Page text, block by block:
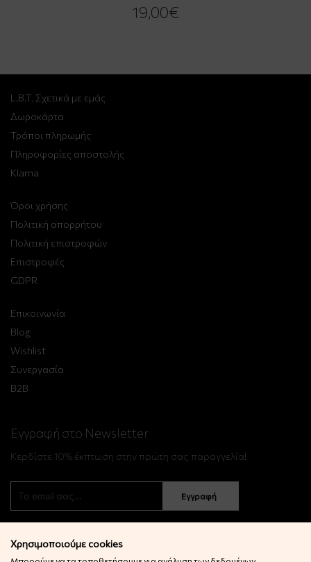
19,00€
L.B.T. Σχετικά με εμάς
Δωροκάρτα
Τρόποι πληρωμής
Πληροφορίες αποστολής
Klarna
Όροι χρήσης
Πολιτική απορρήτου
Πολιτική επιστροφών
Επιστροφές
GDPR
Επικοινωνία
Blog
Wishlist
Συνεργασία
B2B
Εγγραφή στο Newsletter
Κερδίστε 10% έκπτωση στην πρώτη σας παραγγελία!
Εγγραφή
Χρησιμοποιούμε cookies